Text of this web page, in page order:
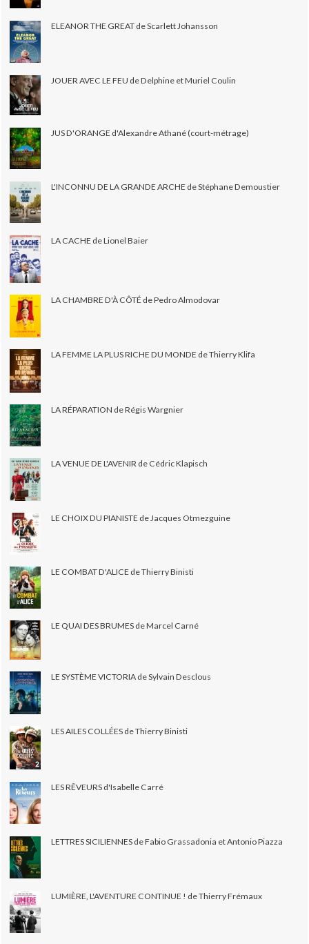
ELEANOR THE GREAT de Scarlett Johansson
JOUER AVEC LE FEU de Delphine et Muriel Coulin
JUS D'ORANGE d'Alexandre Athané (court-métrage)
L'INCONNU DE LA GRANDE ARCHE de Stéphane Demoustier
LA CACHE de Lionel Baier
LA CHAMBRE D'À CÔTÉ de Pedro Almodovar
LA FEMME LA PLUS RICHE DU MONDE de Thierry Klifa
LA RÉPARATION de Régis Wargnier
LA VENUE DE L'AVENIR de Cédric Klapisch
LE CHOIX DU PIANISTE de Jacques Otmezguine
LE COMBAT D'ALICE de Thierry Binisti
LE QUAI DES BRUMES de Marcel Carné
LE SYSTÈME VICTORIA de Sylvain Desclous
LES AILES COLLÉES de Thierry Binisti
LES RÊVEURS d'Isabelle Carré
LETTRES SICILIENNES de Fabio Grassadonia et Antonio Piazza
LUMIÈRE, L'AVENTURE CONTINUE ! de Thierry Frémaux